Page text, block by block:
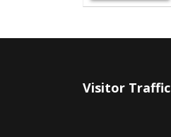
Visitor Traffic